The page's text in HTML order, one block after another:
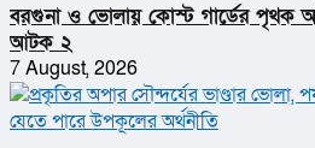
বরগুনা ও ভোলায় কোস্ট গার্ডের পৃথক
আটক ২
7 August, 2026